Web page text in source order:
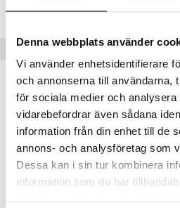
Denna webbplats använder
Vi använder enhetsidentifierare
och annonserna till användarna,
för sociala medier och
vidarebefordrar även sådana
information från din enhet till de
annons- och analysföretag som
Dessa kan i sin tur kombinera
information som du har
Populära